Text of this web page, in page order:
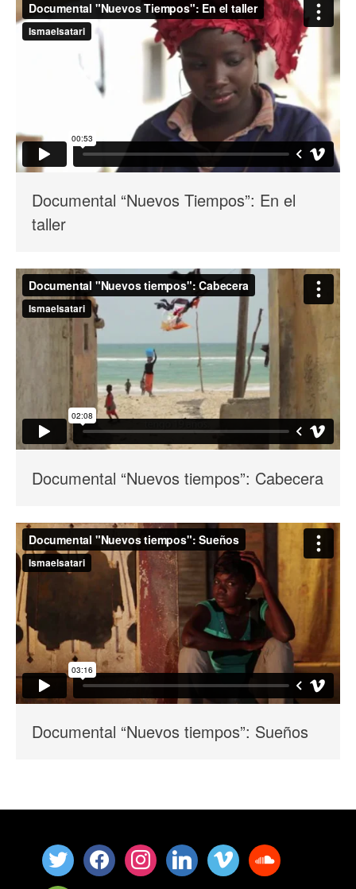
Documental “Nuevos Tiempos”: En el
taller
Documental “Nuevos tiempos”: Cabecera
Documental “Nuevos tiempos”: Sueños